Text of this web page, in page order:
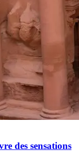
des sensations